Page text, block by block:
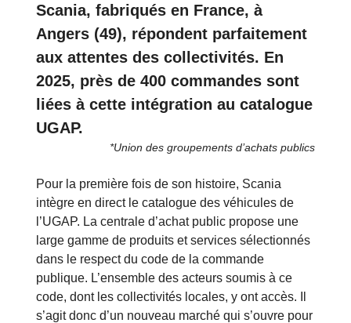
Scania, fabriqués en France, à
Angers (49), répondent parfaitement
aux attentes des collectivités. En
2025, près de 400 commandes sont
liées à cette intégration au catalogue
UGAP.
*Union des groupements d’achats publics
Pour la première fois de son histoire, Scania
intègre en direct le catalogue des véhicules de
l’UGAP. La centrale d’achat public propose une
large gamme de produits et services sélectionnés
dans le respect du code de la commande
publique. L’ensemble des acteurs soumis à ce
code, dont les collectivités locales, y ont accès. Il
s’agit donc d’un nouveau marché qui s’ouvre pour